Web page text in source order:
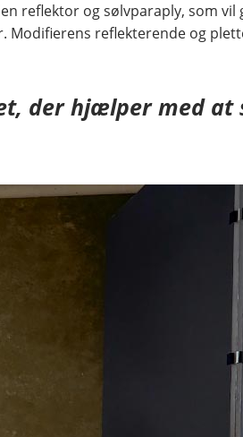
reflektor og sølvparaply, som
Modifierens reflekterende og
der hjælper med at